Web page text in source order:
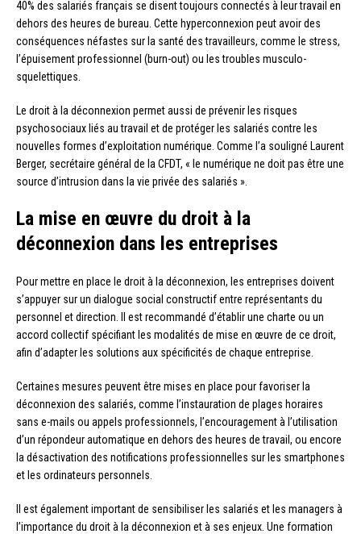
40% des salariés français se disent toujours connectés à leur travail en
dehors des heures de bureau. Cette hyperconnexion peut avoir des
conséquences néfastes sur la santé des travailleurs, comme le stress,
l’épuisement professionnel (burn-out) ou les troubles musculo-
squelettiques.
Le droit à la déconnexion permet aussi de prévenir les risques
psychosociaux liés au travail et de protéger les salariés contre les
nouvelles formes d’exploitation numérique. Comme l’a souligné Laurent
Berger, secrétaire général de la CFDT, « le numérique ne doit pas être une
source d’intrusion dans la vie privée des salariés ».
La mise en œuvre du droit à la
déconnexion dans les entreprises
Pour mettre en place le droit à la déconnexion, les entreprises doivent
s’appuyer sur un dialogue social constructif entre représentants du
personnel et direction. Il est recommandé d’établir une charte ou un
accord collectif spécifiant les modalités de mise en œuvre de ce droit,
afin d’adapter les solutions aux spécificités de chaque entreprise.
Certaines mesures peuvent être mises en place pour favoriser la
déconnexion des salariés, comme l’instauration de plages horaires
sans e-mails ou appels professionnels, l’encouragement à l’utilisation
d’un répondeur automatique en dehors des heures de travail, ou encore
la désactivation des notifications professionnelles sur les smartphones
et les ordinateurs personnels.
Il est également important de sensibiliser les salariés et les managers à
l’importance du droit à la déconnexion et à ses enjeux. Une formation